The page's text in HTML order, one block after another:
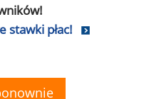
stawki płac!